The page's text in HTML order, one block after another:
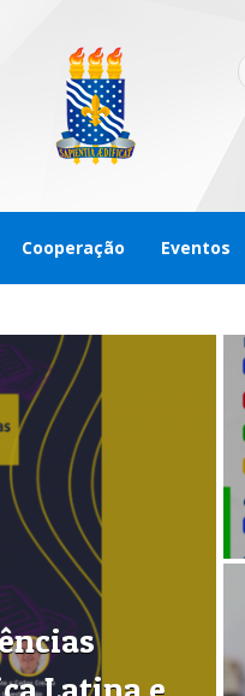
Cooperação Eventos